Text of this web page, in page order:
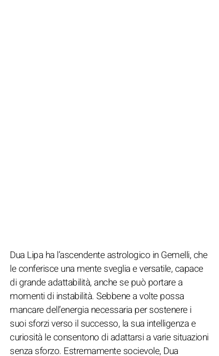
Dua Lipa ha l’ascendente astrologico in Gemelli, che
le conferisce una mente sveglia e versatile, capace
di grande adattabilità, anche se può portare a
momenti di instabilità. Sebbene a volte possa
mancare dell’energia necessaria per sostenere i
suoi sforzi verso il successo, la sua intelligenza e
curiosità le consentono di adattarsi a varie situazioni
senza sforzo. Estremamente socievole, Dua